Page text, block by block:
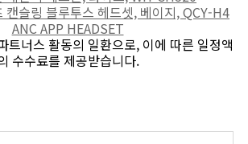
트너스 활동의 일환으로, 이에 따른 일정액
수수료를 제공받습니다.